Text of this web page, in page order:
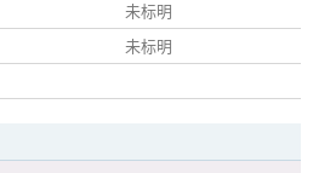
未标明
未标明